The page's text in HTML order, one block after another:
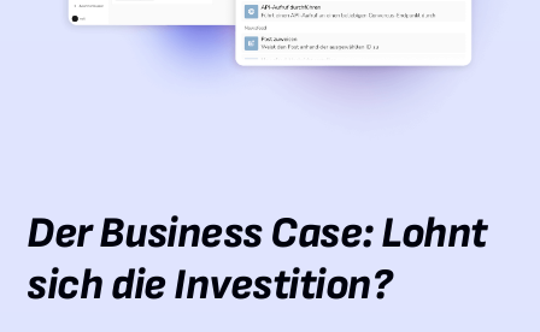
Der Business Case: Lohnt
sich die Investition?